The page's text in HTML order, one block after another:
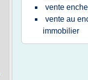
vente
vente au
immobilier